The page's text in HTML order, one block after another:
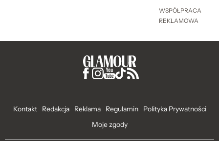
WSPÓŁPRACA
REKLAMOWA
Kontakt Redakcja Reklama Regulamin
Polityka Prywatności
Moje zgody